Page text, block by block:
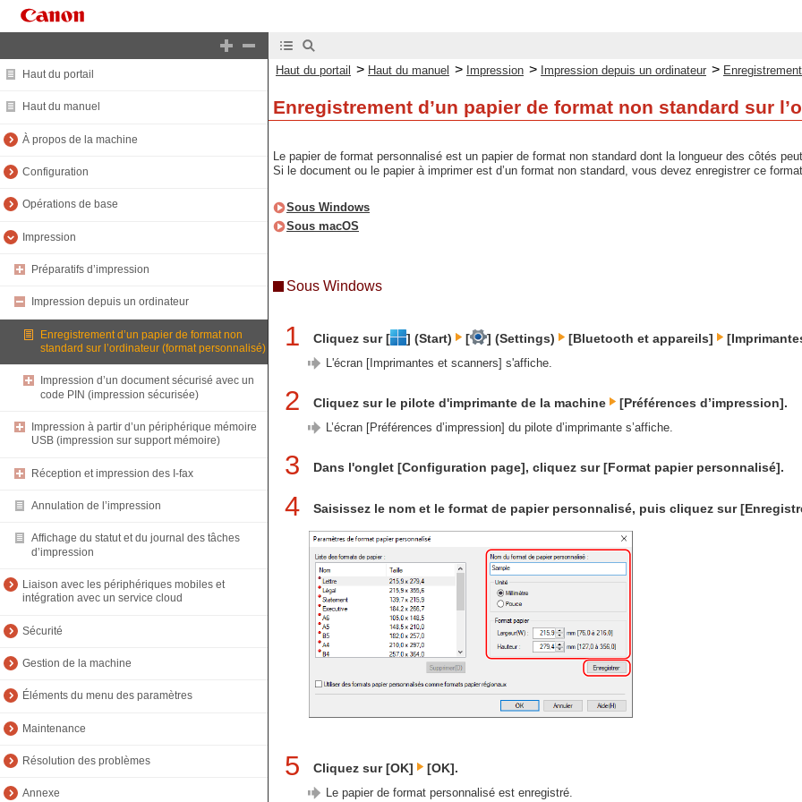
Haut du portail
Haut du manuel
À propos de la machine
Configuration
Opérations de base
Impression
Préparatifs d’impression
Impression depuis un ordinateur
Enregistrement d’un papier de format non
standard sur l’ordinateur (format personnalisé)
Impression d’un document sécurisé avec un
code PIN (impression sécurisée)
Impression à partir d’un périphérique mémoire
USB (impression sur support mémoire)
Réception et impression des I-fax
Annulation de l’impression
Affichage du statut et du journal des tâches
d’impression
Liaison avec les périphériques mobiles et
intégration avec un service cloud
Sécurité
Gestion de la machine
Éléments du menu des paramètres
Maintenance
Résolution des problèmes
Annexe
Haut du portail > Haut du manuel > Impression > Impression depuis un ordinateur >
Enregistrement d’un papier de format non standard sur
Le papier de format personnalisé est un papier de format non standard dont la longueur des côtés
Si le document ou le papier à imprimer est d’un format non standard, vous devez enregistrer ce
Sous Windows
Sous macOS
Sous Windows
1 Cliquez sur [ ] (Start) [ ] (Settings) [Bluetooth et appareils]
L'écran [Imprimantes et scanners] s'affiche.
2 Cliquez sur le pilote d'imprimante de la machine [Préférences d’impression].
L’écran [Préférences d’impression] du pilote d’imprimante s’affiche.
3 Dans l'onglet [Configuration page], cliquez sur [Format papier personnalisé].
4 Saisissez le nom et le format de papier personnalisé, puis cliquez sur
5 Cliquez sur [OK] [OK].
Le papier de format personnalisé est enregistré.